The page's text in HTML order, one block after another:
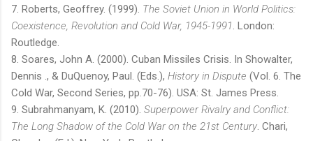
7. Roberts, Geoffrey. (1999). The Soviet Union in World Politics:
Coexistence, Revolution and Cold War, 1945-1991. London:
Routledge.
8. Soares, John A. (2000). Cuban Missiles Crisis. In Showalter,
Dennis ., & DuQuenoy, Paul. (Eds.), History in Dispute (Vol. 6. The
Cold War, Second Series, pp.70-76). USA: St. James Press.
9. Subrahmanyam, K. (2010). Superpower Rivalry and Conflict:
The Long Shadow of the Cold War on the 21st Century. Chari,